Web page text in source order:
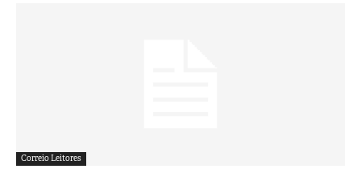
Correio Leitores